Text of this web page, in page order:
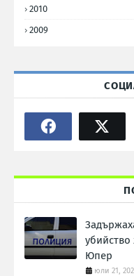
2010
2009
убийство
Юпер
юли 21,